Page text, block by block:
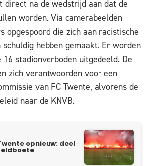
direct na de wedstrijd aan dat de
worden. Via camerabeelden
opgespoord die zich aan racistische
schuldig hebben gemaakt. Er worden
stadionverboden uitgedeeld. De
zich verantwoorden voor een
van FC Twente, alvorens de
naar de KNVB.
opnieuw: deel